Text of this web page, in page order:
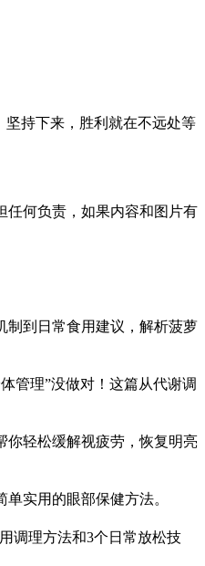
坚持下来，胜利就在不远处等
任何负责，如果内容和图片有
制到日常食用建议，解析菠萝
管理”没做对！这篇从代谢调
你轻松缓解视疲劳，恢复明亮
实用的眼部保健方法。
调理方法和3个日常放松技